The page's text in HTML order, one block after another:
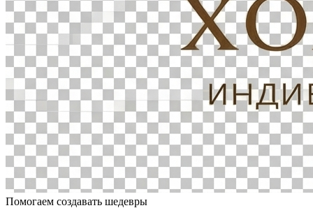
Помогаем создавать шедевры